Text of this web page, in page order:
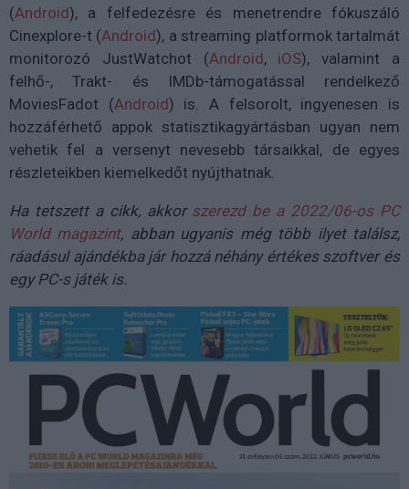
(Android), a felfedezésre és menetrendre fókuszáló
Cinexplore-t (Android), a streaming platformok tartalmát
monitorozó JustWatchot (Android, iOS), valamint a
felhő-, Trakt- és IMDb-támogatással rendelkező
MoviesFadot (Android) is. A felsorolt, ingyenesen is
hozzáférhető appok statisztikagyártásban ugyan nem
vehetik fel a versenyt nevesebb társaikkal, de egyes
részleteikben kiemelkedőt nyújthatnak.
Ha tetszett a cikk, akkor szerezd be a 2022/06-os PC
World magazint, abban ugyanis még több ilyet találsz,
ráadásul ajándékba jár hozzá néhány értékes szoftver és
egy PC-s játék is.